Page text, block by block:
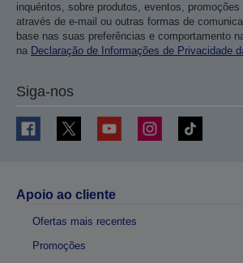
inquéritos, sobre produtos, eventos,
através de e-mail ou outras formas de
base nas suas preferências e comportamento
na Declaração de Informações de Privacidade
Siga-nos
Apoio ao cliente
Ofertas mais recentes
Promoções